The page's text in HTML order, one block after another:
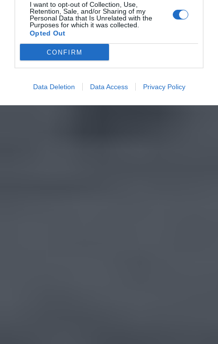
I want to opt-out of Collection, Use,
Retention, Sale, and/or Sharing of my
Personal Data that Is Unrelated with the
Purposes for which it was collected.
Opted Out
CONFIRM
Data Deletion Data Access Privacy Policy